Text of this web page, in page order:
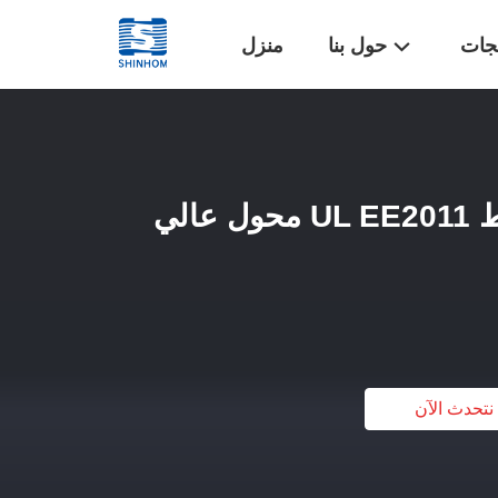
منزل حول بنا
شواحن UPS 350 واط UL EE2011 محول عالي
نتحدث الآن